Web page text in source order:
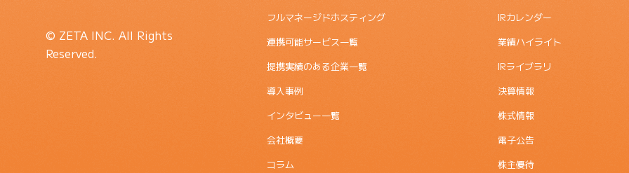
© ZETA INC. All Rights
Reserved.
フルマネージドホスティング
連携可能サービス一覧
提携実績のある企業一覧
導入事例
インタビュー一覧
会社概要
コラム
IRカレンダー
業績ハイライト
IRライブラリ
決算情報
株式情報
電子公告
株主優待